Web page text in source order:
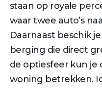
staan op royale
waar twee auto’s
Daarnaast beschik
berging die direct
de optiesfeer kun je
woning betrekken.